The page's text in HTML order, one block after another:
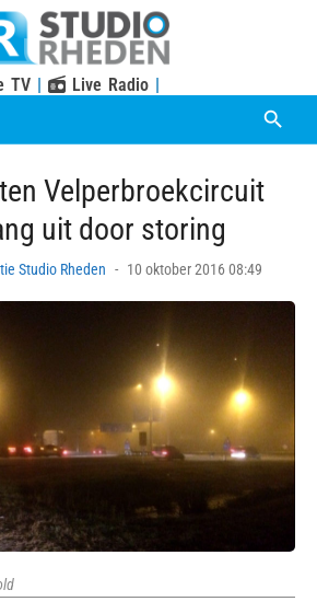
TV | Live Radio |
Velperbroekcircuit
uit door storing
Studio Rheden
Posted
10 oktober 2016 08:49